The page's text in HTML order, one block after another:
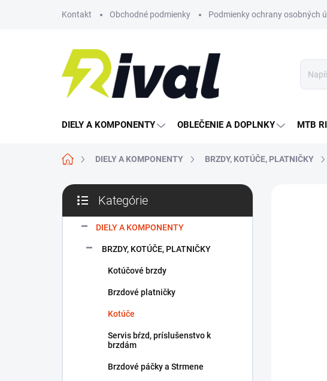
Kontakt Obchodné podmienky Podmienky ochrany osobných
DIELY A KOMPONENTY OBLEČENIE A DOPLNKY MTB
DomovDIELY A KOMPONENTY BRZDY, KOTÚČE, PLATNIČKY
B
č
kategórie
Kategórie
DIELY A KOMPONENTY
BRZDY, KOTÚČE, PLATNIČKY
Kotúčové brzdy
Brzdové platničky
Kotúče
Servis bŕzd, príslušenstvo k
brzdám
Brzdové páčky a Strmene